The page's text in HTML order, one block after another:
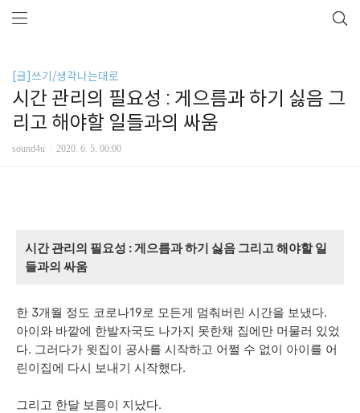
[글]쓰기/생각나는대로
시간 관리의 필요성 : 게으름과 하기 싫음 그
리고 해야할 일들과의 싸움
sound4u 2020. 6. 5. 00:00
시간 관리의 필요성 : 게으름과 하기 싫음 그리고 해야할 일
들과의 싸움
한 3개월 정도 코로나19로 모든게 멈춰버린 시간을 보냈다.
아이와 바깥에 한발자국도 나가지 못한채 집에만 머물러 있었
다. 그러다가 윗집이 공사를 시작하고 어쩔 수 없이 아이를 어
린이집에 다시 보내기 시작했다.
그리고 한달 보름이 지났다.